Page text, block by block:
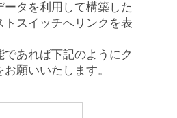
ータを利用して構築した
トスイッチへリンクを表
あれば下記のようにク
願いいたします。